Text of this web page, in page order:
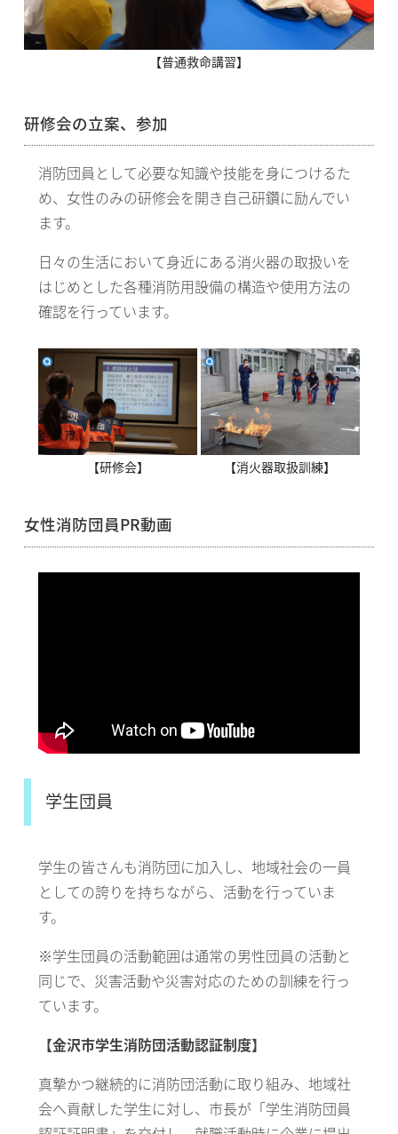
【普通救命講習】
研修会の立案、参加
消防団員として必要な知識や技能を身につけるた
め、女性のみの研修会を開き自己研鑽に励んでい
ます。
日々の生活において身近にある消火器の取扱いを
はじめとした各種消防用設備の構造や使用方法の
確認を行っています。
【研修会】 【消火器取扱訓練】
女性消防団員PR動画
学生団員
学生の皆さんも消防団に加入し、地域社会の一員
としての誇りを持ちながら、活動を行っていま
す。
※学生団員の活動範囲は通常の男性団員の活動と
同じで、災害活動や災害対応のための訓練を行っ
ています。
【金沢市学生消防団活動認証制度】
真摯かつ継続的に消防団活動に取り組み、地域社
会へ貢献した学生に対し、市長が「学生消防団員